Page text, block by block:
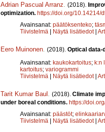
Adrian Pascual Arranz (2018).
optimization. https://doi.org/10.14214/
Avainsanat: päätöksenteko;
Tiivistelmä | Näytä lisätiedot |
Eero Muinonen (2018). Optical
Avainsanat: kaukokartoitus; k:n
kartoitus; variogrammi
Tiivistelmä | Näytä lisätiedot |
Tarit Kumar Baul (2018). Climate
under boreal conditions. https://
Avainsanat: päästöt;
Tiivistelmä | Näytä lisätiedot |